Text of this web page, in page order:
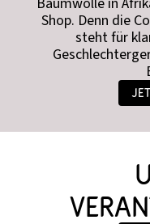
Shop. Denn die
steht für